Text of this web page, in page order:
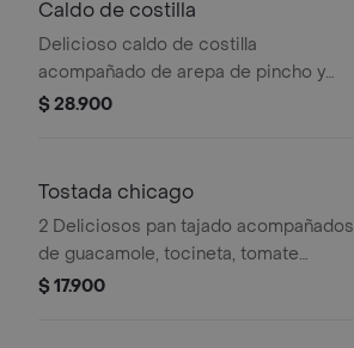
Caldo de costilla
Delicioso caldo de costilla
acompañado de arepa de pincho y
huevos al gusto
$ 28.900
Tostada chicago
2 Deliciosos pan tajado acompañados
de guacamole, tocineta, tomate
cherry, queso cheddar, y 2 huevos
$ 17.900